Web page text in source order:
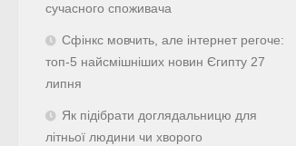
сучасного споживача
Сфінкс мовчить, але інтернет регоче:
топ-5 найсмішніших новин Єгипту 27
липня
Як підібрати доглядальницю для
літньої людини чи хворого